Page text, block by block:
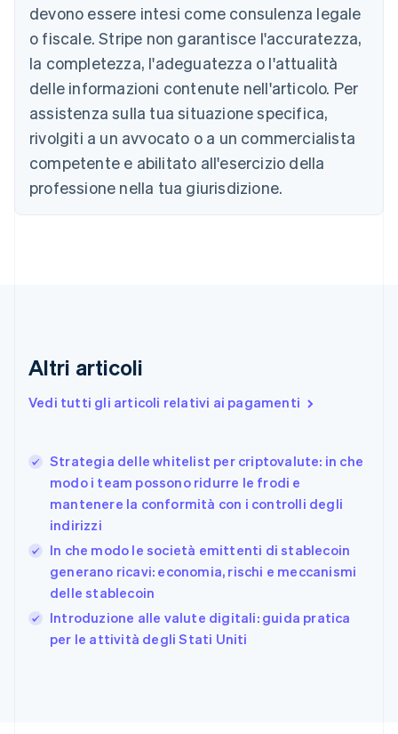
devono essere intesi come consulenza legale
o fiscale. Stripe non garantisce l'accuratezza,
la completezza, l'adeguatezza o l'attualità
delle informazioni contenute nell'articolo. Per
assistenza sulla tua situazione specifica,
rivolgiti a un avvocato o a un commercialista
competente e abilitato all'esercizio della
professione nella tua giurisdizione.
Altri articoli
Vedi tutti gli articoli relativi ai pagamenti
Strategia delle whitelist per criptovalute: in che
modo i team possono ridurre le frodi e
mantenere la conformità con i controlli degli
indirizzi
In che modo le società emittenti di stablecoin
generano ricavi: economia, rischi e meccanismi
delle stablecoin
Introduzione alle valute digitali: guida pratica
per le attività degli Stati Uniti
Austria
Deutsch English
Belgio
NederlandsFrançais DeutschEnglish
Brasile
PortuguêsEnglish
English
Canada
English
Cina continentale
简体中文English
English
Estonia
Francia
FrançaisEnglish
Germania
DeutschEnglish
Giappone
日本語 English
English
Grecia
English
India